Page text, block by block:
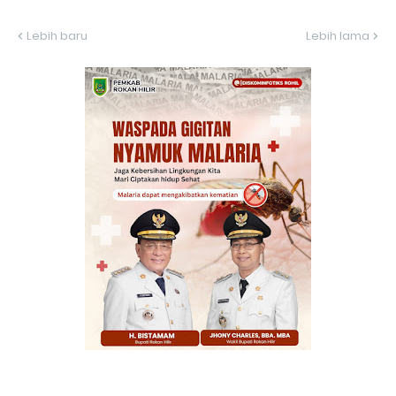
Lebih baru Lebih lama